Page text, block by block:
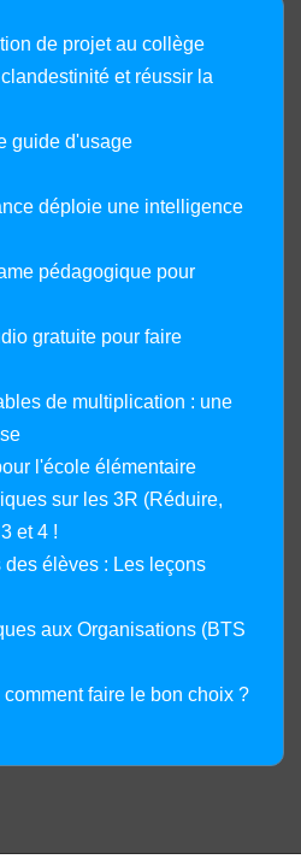
de projet au collège
et réussir la
guide d'usage
déploie une intelligence
pédagogique pour
gratuite pour faire
de multiplication : une
l'école élémentaire
sur les 3R (Réduire,
et 4 !
élèves : Les leçons
aux Organisations (BTS
faire le bon choix ?